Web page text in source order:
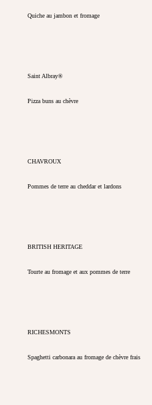
Quiche au jambon et fromage
Saint Albray®
Pizza buns au chèvre
CHAVROUX
Pommes de terre au cheddar et lardons
BRITISH HERITAGE
Tourte au fromage et aux pommes de terre
RICHESMONTS
Spaghetti carbonara au fromage de chèvre frais